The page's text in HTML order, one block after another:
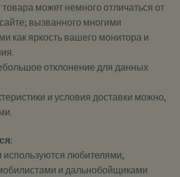
может немного отличаться от
вызванного многими
как яркость вашего монитора и
отклонение для данных
и условия доставки можно,
используются любителями,
и дальнобойщиками